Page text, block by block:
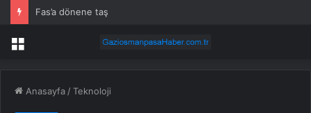
Fas’a dönene taş
Menü
Anasayfa /Teknoloji